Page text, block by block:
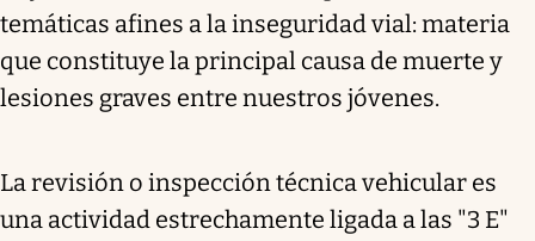
temáticas afines a la inseguridad vial: materia
que constituye la principal causa de muerte y
lesiones graves entre nuestros jóvenes.
La revisión o inspección técnica vehicular es
una actividad estrechamente ligada a las "3 E"